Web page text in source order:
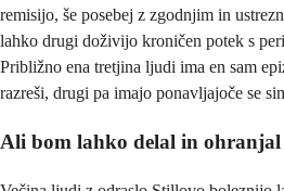
remisijo, še posebej z zgodnjim in
lahko drugi doživijo kroničen potek s
Približno ena tretjina ljudi ima en sam
razreši, drugi pa imajo ponavljajoče se
Ali bom lahko delal in